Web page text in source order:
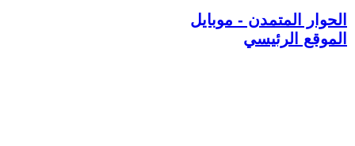
الحوار المتمدن - موبايل
الموقع الرئيسي